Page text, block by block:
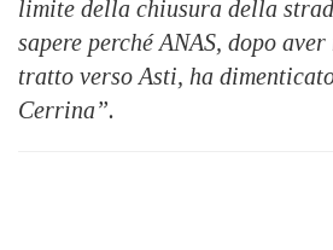
limite della chiusura della
sapere perché ANAS, dopo
tratto verso Asti, ha
Cerrina”.